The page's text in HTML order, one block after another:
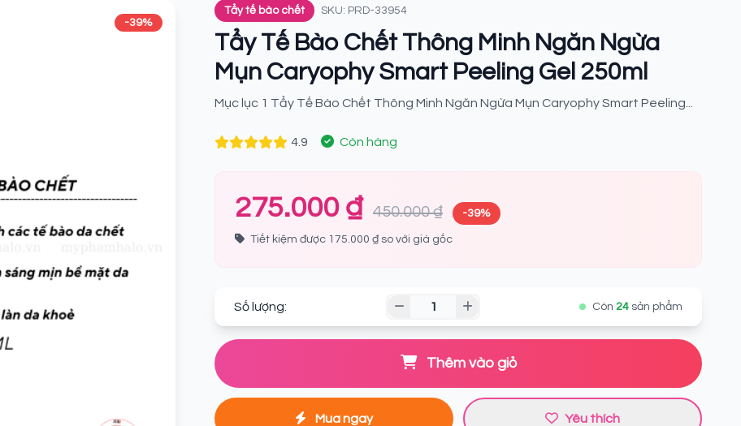
-39%
Tẩy tế bào chết SKU: PRD-33954
Tẩy Tế Bào Chết Thông Minh Ngăn Ngừa
Mụn Caryophy Smart Peeling Gel 250ml
Mục lục 1 Tẩy Tế Bào Chết Thông Minh Ngăn Ngừa Mụn Caryophy Smart Peeling...
4.9 Còn hàng
275.000 ₫ 450.000 ₫ -39%
Tiết kiệm được 175.000 ₫ so với giá gốc
Số lượng: Còn 24 sản phẩm
Thêm vào giỏ
Mua ngay Yêu thích